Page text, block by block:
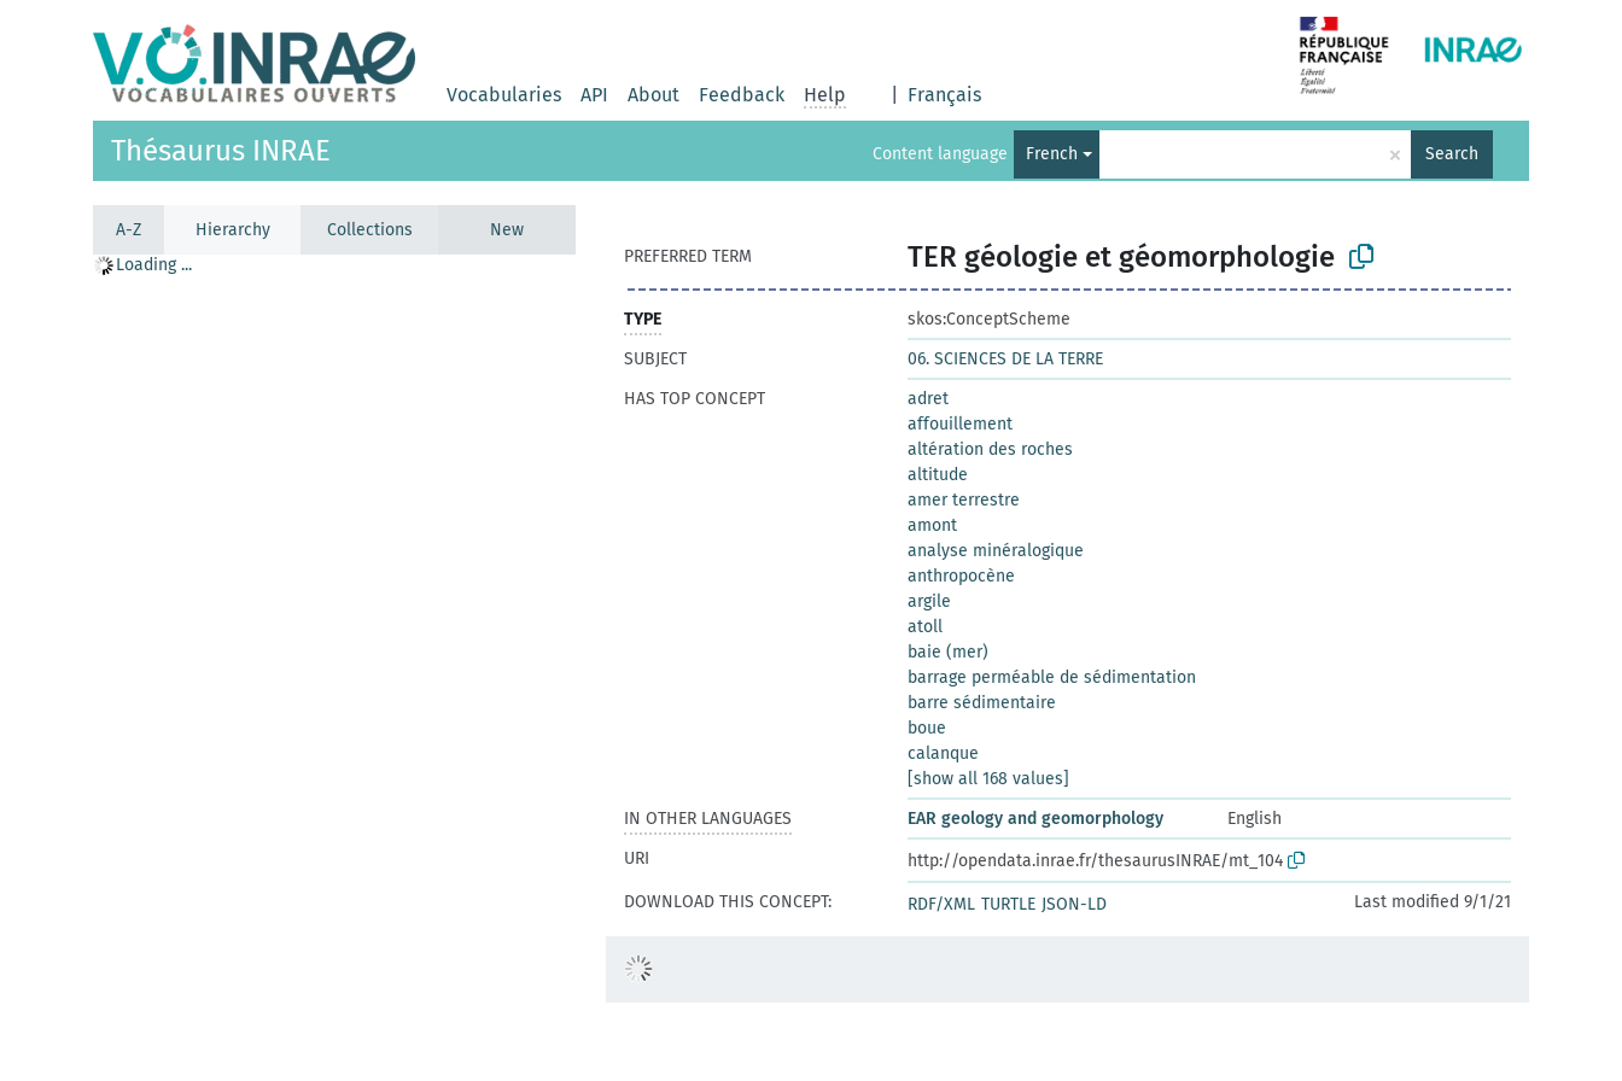
Vocabularies API About Feedback Help Français
Thésaurus INRAE Content language French × Search
A-Z Hierarchy Collections
New
Loading ...
PREFERRED TERM TER géologie et géomorphologie
TYPE
skos:ConceptScheme
SUBJECT
06. SCIENCES DE LA TERRE
HAS TOP CONCEPT
adret
affouillement
altération des roches
altitude
amer terrestre
amont
analyse minéralogique
anthropocène
argile
atoll
baie (mer)
barrage perméable de sédimentation
barre sédimentaire
boue
calanque
[show all 168 values]
IN OTHER LANGUAGES
EAR geology and geomorphology
English
URI
http://opendata.inrae.fr/thesaurusINRAE/mt_104
DOWNLOAD THIS CONCEPT:
RDF/XML TURTLE JSON-LD Last modified 9/1/21